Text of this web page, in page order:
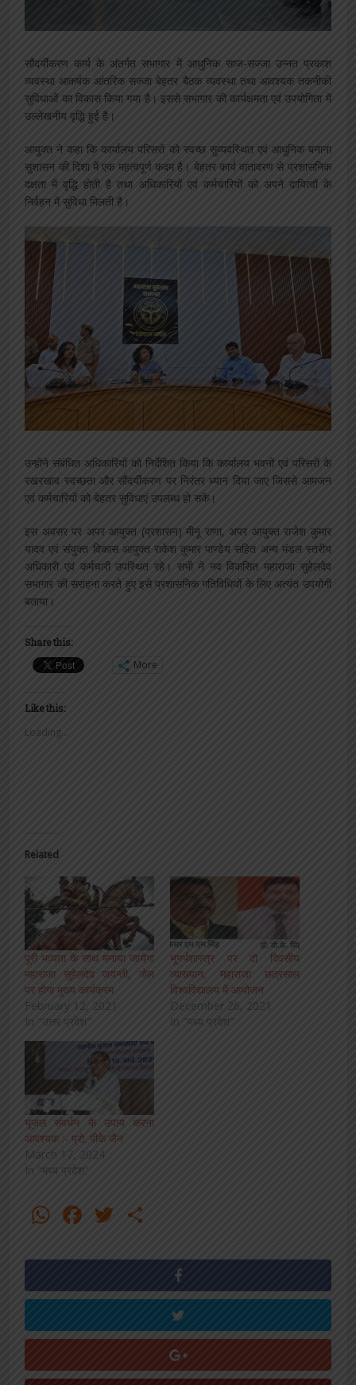
सौंदर्यीकरण कार्य के अंतर्गत सभागार में आधुनिक साज-सज्जा उन्नत प्रकाश
व्यवस्था आकर्षक आंतरिक सज्जा बेहतर बैठक व्यवस्था तथा आवश्यक तकनीकी
सुविधाओं का विकास किया गया है। इससे सभागार की कार्यक्षमता एवं उपयोगिता में
उल्लेखनीय वृद्धि हुई है।
आयुक्त ने कहा कि कार्यालय परिसरों को स्वच्छ सुव्यवस्थित एवं आधुनिक बनाना
सुशासन की दिशा में एक महत्वपूर्ण कदम है। बेहतर कार्य वातावरण से प्रशासनिक
दक्षता में वृद्धि होती है तथा अधिकारियों एवं कर्मचारियों को अपने दायित्वों के
निर्वहन में सुविधा मिलती है।
उन्होंने संबंधित अधिकारियों को निर्देशित किया कि कार्यालय भवनों एवं परिसरों के
रखरखाव स्वच्छता और सौंदर्यीकरण पर निरंतर ध्यान दिया जाए जिससे आमजन
एवं कर्मचारियों को बेहतर सुविधाएं उपलब्ध हो सकें।
इस अवसर पर अपर आयुक्त (प्रशासन) मीनू राणा, अपर आयुक्त राजेश कुमार
यादव एवं संयुक्त विकास आयुक्त राकेश कुमार पाण्डेय सहित अन्य मंडल स्तरीय
अधिकारी एवं कर्मचारी उपस्थित रहे। सभी ने नव विकसित महाराजा सुहेलदेव
सभागार की सराहना करते हुए इसे प्रशासनिक गतिविधियों के लिए अत्यंत उपयोगी
बताया।
Share this:
More
Like this:
Loading...
Related
पूरी भव्यता के साथ मनाया जायेगा
महाराजा सुहेलदेव जयन्ती, जेल
पर होगा मुख्य कार्यक्रम
February 12, 2021
In "उत्तर प्रदेश"
भूगर्भशास्त्र पर दो दिवसीय
व्याख्यान, महाराजा छत्रसाल
विश्वविद्यालय में आयोजन
December 26, 2021
In "मध्य प्रदेश"
भूजल संवर्धन के उपाय करना
आवश्यक :- प्रो. पीके जैन
March 17, 2024
In "मध्य प्रदेश"
WhatsApp
Facebook
Twitter